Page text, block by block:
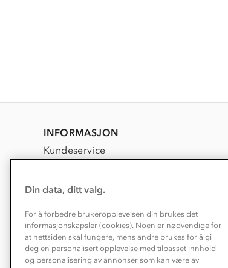
INFORMASJON
Kundeservice
Kundeklubb
Våre butikker
Bedrift, barnehage og SFO
Presse
Din data, ditt valg.
For å forbedre brukeropplevelsen din brukes det
informasjonskapsler (cookies). Noen er nødvendige for
at nettsiden skal fungere, mens andre brukes for å gi
deg en personalisert opplevelse med tilpasset innhold
og personalisering av annonser som kan være av